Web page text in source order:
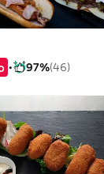
97%(46)